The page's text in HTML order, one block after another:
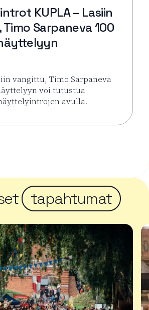
KUPLA – Lasiin
Sarpaneva 100
vangittu, Timo Sarpaneva
voi tutustua
avulla.
Näyttelyintrot KUPLA –
tapahtumat